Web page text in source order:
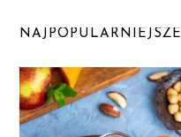
NAJPOPULARNIEJSZE